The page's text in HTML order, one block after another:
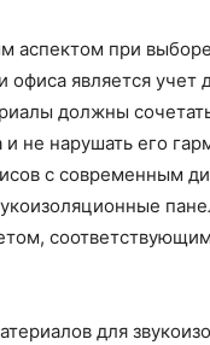
аспектом при
офиса является учет
должны
и не нарушать его
с современным
для